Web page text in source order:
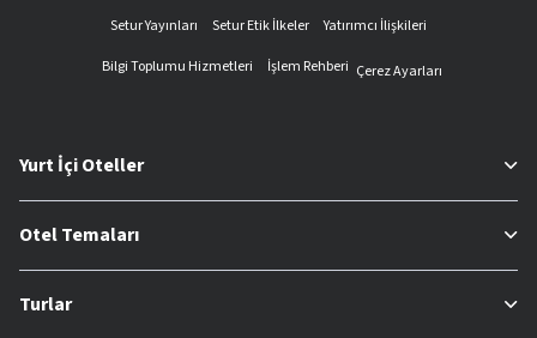
Setur Yayınları Setur Etik İlkeler
Yatırımcı İlişkileri
Bilgi Toplumu Hizmetleri
İşlem Rehberi Çerez Ayarları
Yurt İçi Oteller
Otel Temaları
Turlar